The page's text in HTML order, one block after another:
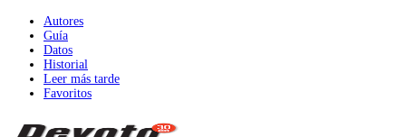
Autores
Guía
Datos
Historial
Leer más tarde
Favoritos